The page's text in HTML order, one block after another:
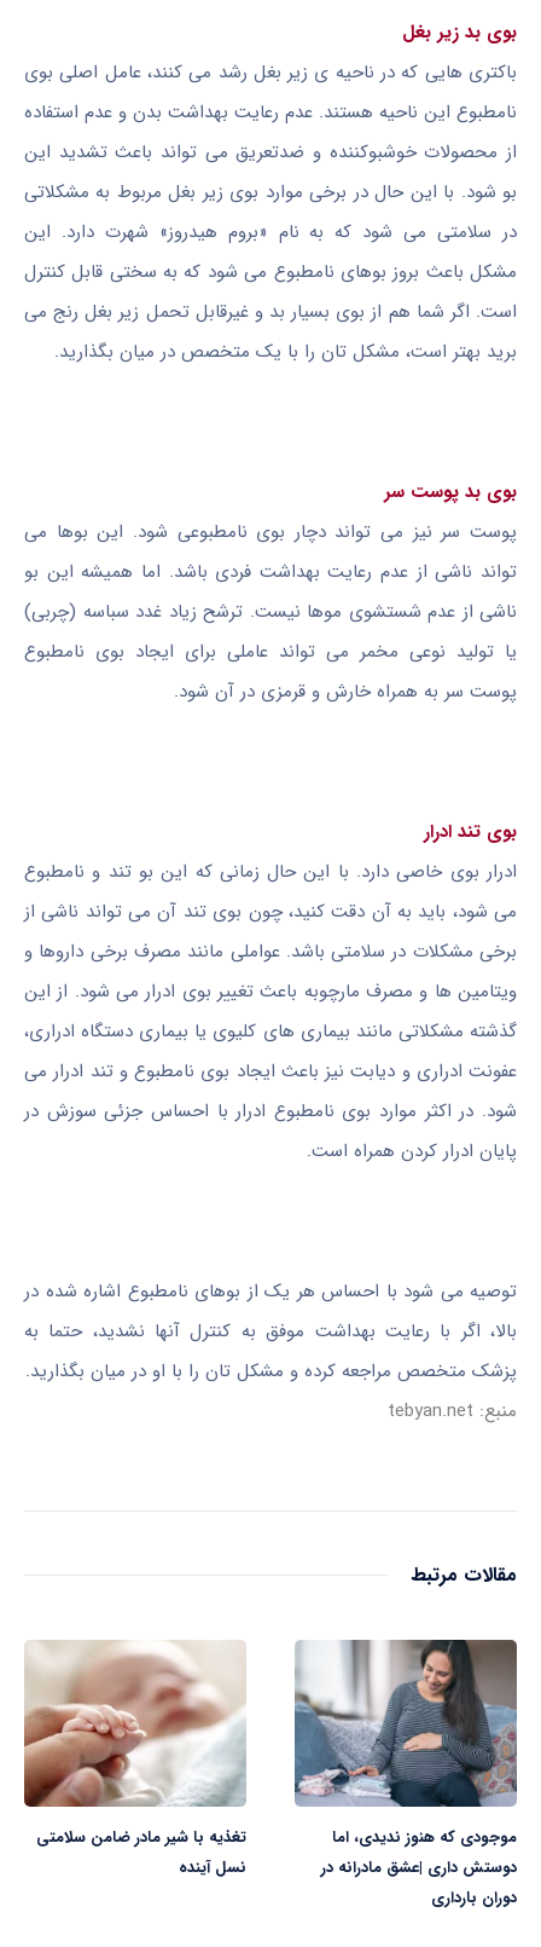
بوی بد زیر بغل
باکتری هایی که در ناحیه ی زیر بغل رشد می کنند، عامل اصلی بوی
نامطبوع این ناحیه هستند. عدم رعایت بهداشت بدن و عدم استفاده
از محصولات خوشبوکننده و ضدتعریق می تواند باعث تشدید این
بو شود. با این حال در برخی موارد بوی زیر بغل مربوط به مشکلاتی
در سلامتی می شود که به نام «بروم هیدروز» شهرت دارد. این
مشکل باعث بروز بوهای نامطبوع می شود که به سختی قابل کنترل
است. اگر شما هم از بوی بسیار بد و غیرقابل تحمل زیر بغل رنج می
برید بهتر است، مشکل تان را با یک متخصص در میان بگذارید.
بوی بد پوست سر
پوست سر نیز می تواند دچار بوی نامطبوعی شود. این بوها می
تواند ناشی از عدم رعایت بهداشت فردی باشد. اما همیشه این بو
ناشی از عدم شستشوی موها نیست. ترشح زیاد غدد سباسه (چربی)
یا تولید نوعی مخمر می تواند عاملی برای ایجاد بوی نامطبوع
پوست سر به همراه خارش و قرمزی در آن شود.
بوی تند ادرار
ادرار بوی خاصی دارد. با این حال زمانی که این بو تند و نامطبوع
می شود، باید به آن دقت کنید، چون بوی تند آن می تواند ناشی از
برخی مشکلات در سلامتی باشد. عواملی مانند مصرف برخی داروها و
ویتامین ها و مصرف مارچوبه باعث تغییر بوی ادرار می شود. از این
گذشته مشکلاتی مانند بیماری های کلیوی یا بیماری دستگاه ادراری،
عفونت ادراری و دیابت نیز باعث ایجاد بوی نامطبوع و تند ادرار می
شود. در اکثر موارد بوی نامطبوع ادرار با احساس جزئی سوزش در
پایان ادرار کردن همراه است.
توصیه می شود با احساس هر یک از بوهای نامطبوع اشاره شده در
بالا، اگر با رعایت بهداشت موفق به کنترل آنها نشدید، حتما به
پزشک متخصص مراجعه کرده و مشکل تان را با او در میان بگذارید.
منبع: tebyan.net
مقالات مرتبط
موجودی که هنوز ندیدی، اما
دوستش داری |عشق مادرانه در
دوران بارداری
تغذیه با شیر مادر ضامن سلامتی
نسل آینده